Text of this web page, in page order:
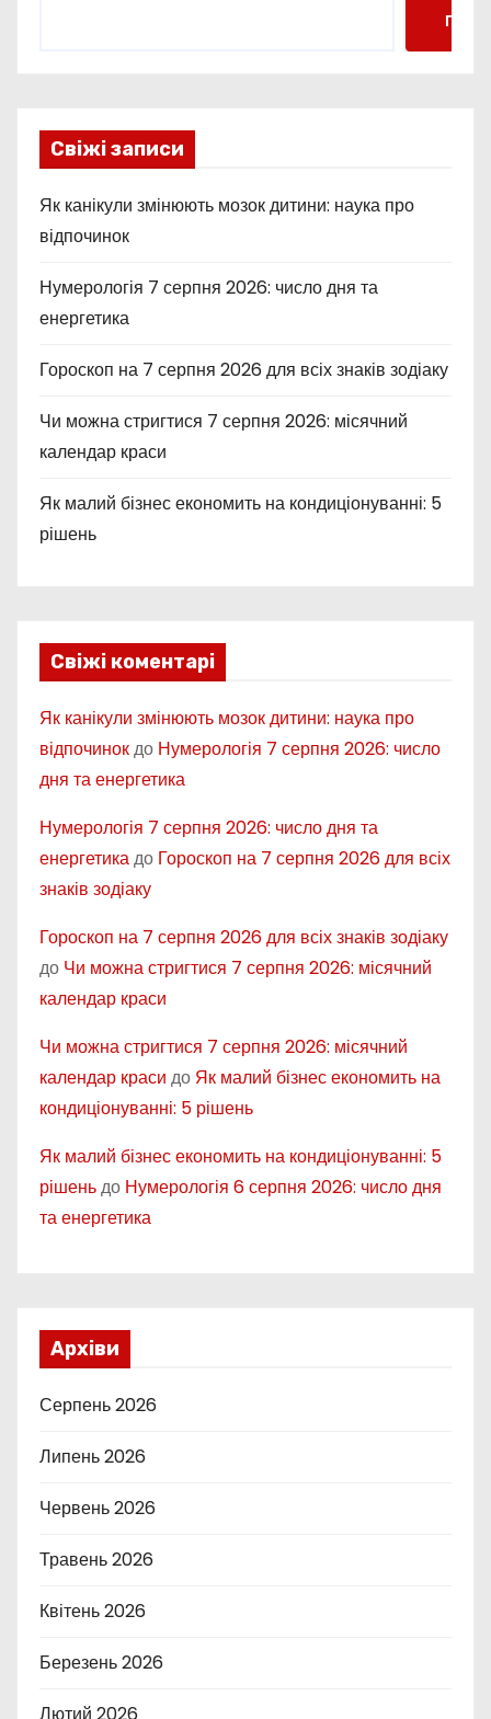
Свіжі записи
Як канікули змінюють мозок дитини: наука про
відпочинок
Нумерологія 7 серпня 2026: число дня та
енергетика
Гороскоп на 7 серпня 2026 для всіх знаків зодіаку
Чи можна стригтися 7 серпня 2026: місячний
календар краси
Як малий бізнес економить на кондиціонуванні: 5
рішень
Свіжі коментарі
Як канікули змінюють мозок дитини: наука про
відпочинокдо Нумерологія 7 серпня 2026: число
дня та енергетика
Нумерологія 7 серпня 2026: число дня та
енергетикадо Гороскоп на 7 серпня 2026 для всіх
знаків зодіаку
Гороскоп на 7 серпня 2026 для всіх знаків зодіаку
до Чи можна стригтися 7 серпня 2026: місячний
календар краси
Чи можна стригтися 7 серпня 2026: місячний
календар краси до Як малий бізнес економить на
кондиціонуванні: 5 рішень
Як малий бізнес економить на кондиціонуванні: 5
рішеньдо Нумерологія 6 серпня 2026: число дня
та енергетика
Архіви
Серпень 2026
Липень 2026
Червень 2026
Травень 2026
Квітень 2026
Березень 2026
Лютий 2026